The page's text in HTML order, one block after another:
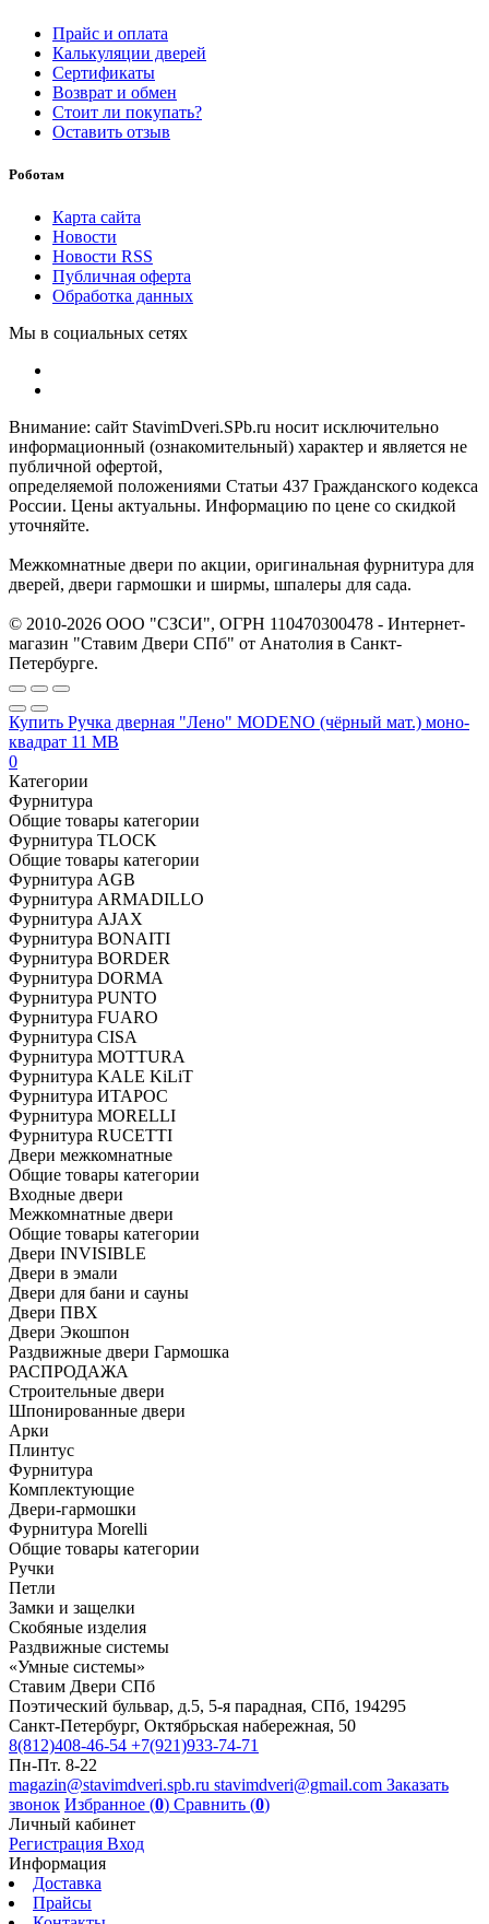
Прайс и оплата
Калькуляции дверей
Сертификаты
Возврат и обмен
Стоит ли покупать?
Оставить отзыв
Роботам
Карта сайта
Новости
Новости RSS
Публичная оферта
Обработка данных
Мы в социальных сетях
Внимание: сайт StavimDveri.SPb.ru носит исключительно
информационный (ознакомительный) характер и является не
публичной офертой,
определяемой положениями Статьи 437 Гражданского кодекса
России. Цены актуальны. Информацию по цене со скидкой
уточняйте.
Межкомнатные двери по акции, оригинальная фурнитура для
дверей, двери гармошки и ширмы, шпалеры для сада.
© 2010-2026 ООО "СЗСИ", ОГРН 110470300478 - Интернет-
магазин "Ставим Двери СПб" от Анатолия в Санкт-
Петербурге.
Купить Ручка дверная "Лено" MODENO (чёрный мат.) моно-
квадрат 11 MB
0
Категории
Фурнитура
Общие товары категории
Фурнитура TLOCK
Общие товары категории
Фурнитура AGB
Фурнитура ARMADILLO
Фурнитура AJAX
Фурнитура BONAITI
Фурнитура BORDER
Фурнитура DORMA
Фурнитура PUNTO
Фурнитура FUARO
Фурнитура CISA
Фурнитура MOTTURA
Фурнитура KALE KiLiT
Фурнитура ИТАРОС
Фурнитура MORELLI
Фурнитура RUCETTI
Двери межкомнатные
Общие товары категории
Входные двери
Межкомнатные двери
Общие товары категории
Двери INVISIBLE
Двери в эмали
Двери для бани и сауны
Двери ПВХ
Двери Экошпон
Раздвижные двери Гармошка
РАСПРОДАЖА
Строительные двери
Шпонированные двери
Арки
Плинтус
Фурнитура
Комплектующие
Двери-гармошки
Фурнитура Morelli
Общие товары категории
Ручки
Петли
Замки и защелки
Скобяные изделия
Раздвижные системы
«Умные системы»
Ставим Двери СПб
Поэтический бульвар, д.5, 5-я парадная, СПб, 194295
Санкт-Петербург, Октябрьская набережная, 50
8(812)408-46-54 +7(921)933-74-71
Пн-Пт. 8-22
magazin@stavimdveri.spb.ru stavimdveri@gmail.com Заказать
звонок Избранное (0) Сравнить (0)
Личный кабинет
Регистрация Вход
Информация
Доставка
Прайсы